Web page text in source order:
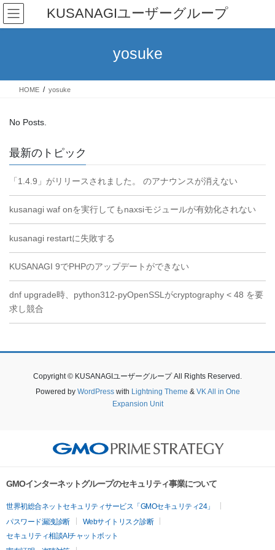
Skip
the
Skip
the
KUSANAGIユーザーグループ
yosuke
HOME yosuke
No Posts.
最新のトピック
「1.4.9」がリリースされました。 のアナウンスが消えない
kusanagi waf onを実行してもnaxsiモジュールが有効化されない
kusanagi restartに失敗する
KUSANAGI 9でPHPのアップデートができない
dnf upgrade時、python312-pyOpenSSLがcryptography < 48 を要
求し競合
Copyright © KUSANAGIユーザーグループ All Rights Reserved.
Powered by WordPresswith Lightning Theme & VK All in One
Expansion Unit
GMOインターネットグループのセキュリティ事業について
世界初総合ネットセキュリティサービス「GMOセキュリティ24」
パスワード漏洩診断
Webサイトリスク診断
セキュリティ相談AIチャットボット